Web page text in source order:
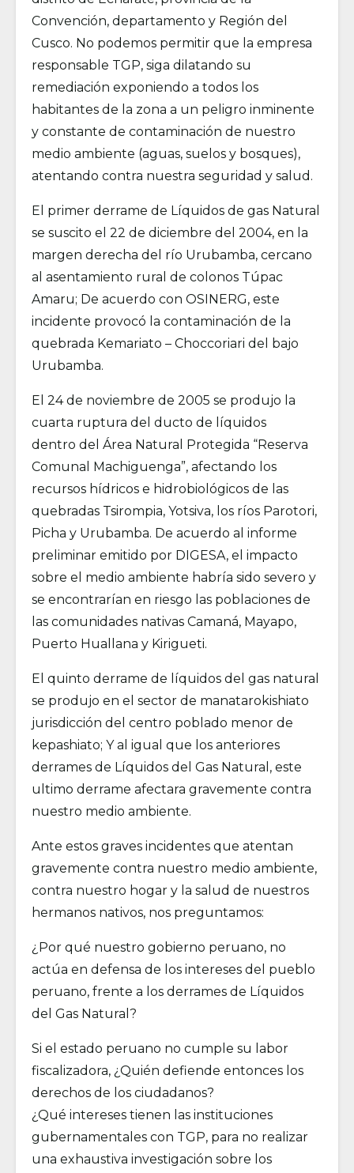
Convención, departamento y Región del
Cusco. No podemos permitir que la empresa
responsable TGP, siga dilatando su
remediación exponiendo a todos los
habitantes de la zona a un peligro inminente
y constante de contaminación de nuestro
medio ambiente (aguas, suelos y bosques),
atentando contra nuestra seguridad y salud.
El primer derrame de Líquidos de gas Natural
se suscito el 22 de diciembre del 2004, en la
margen derecha del río Urubamba, cercano
al asentamiento rural de colonos Túpac
Amaru; De acuerdo con OSINERG, este
incidente provocó la contaminación de la
quebrada Kemariato – Choccoriari del bajo
Urubamba.
El 24 de noviembre de 2005 se produjo la
cuarta ruptura del ducto de líquidos
dentro del Área Natural Protegida “Reserva
Comunal Machiguenga”, afectando los
recursos hídricos e hidrobiológicos de las
quebradas Tsirompia, Yotsiva, los ríos Parotori,
Picha y Urubamba. De acuerdo al informe
preliminar emitido por DIGESA, el impacto
sobre el medio ambiente habría sido severo y
se encontrarían en riesgo las poblaciones de
las comunidades nativas Camaná, Mayapo,
Puerto Huallana y Kirigueti.
El quinto derrame de líquidos del gas natural
se produjo en el sector de manatarokishiato
jurisdicción del centro poblado menor de
kepashiato; Y al igual que los anteriores
derrames de Líquidos del Gas Natural, este
ultimo derrame afectara gravemente contra
nuestro medio ambiente.
Ante estos graves incidentes que atentan
gravemente contra nuestro medio ambiente,
contra nuestro hogar y la salud de nuestros
hermanos nativos, nos preguntamos:
¿Por qué nuestro gobierno peruano, no
actúa en defensa de los intereses del pueblo
peruano, frente a los derrames de Líquidos
del Gas Natural?
Si el estado peruano no cumple su labor
fiscalizadora, ¿Quién defiende entonces los
derechos de los ciudadanos?
¿Qué intereses tienen las instituciones
gubernamentales con TGP, para no realizar
una exhaustiva investigación sobre los